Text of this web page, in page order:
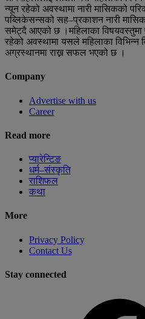
न्यून रहेको अवस्थामा नारी मासिकको
पब्लिकेसन्सको सह–प्रकाशन नारी
समेट्दै आएको छ ।महिलाका विषयवस्तुमा
रहेको अवस्थामा यसले महिलाका विभिन्न
अग्रस्थानमा राख्न सफल भएको छ ।
Company
Advertise with us
Career
Read more
प्यारेन्टिङ
धर्म–संस्कृति
राशिफल
कथा
More
Privacy Policy
Contact Us
Stay connected